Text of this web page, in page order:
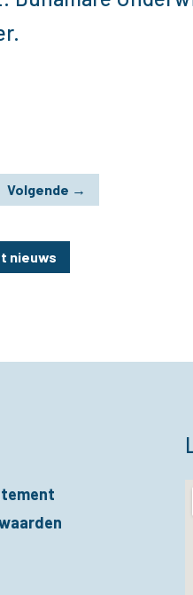
Volgende →
nieuws